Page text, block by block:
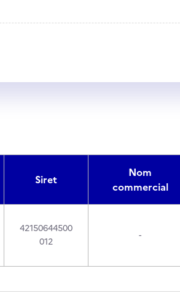
Siret
Nom
commercial
42150644500
012
-